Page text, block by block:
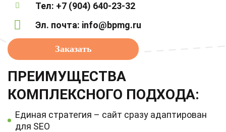
Тел: +7 (904) 640-23-32
Эл. почта: info@bpmg.ru
Заказать
ПРЕИМУЩЕСТВА
КОМПЛЕКСНОГО ПОДХОДА:
Единая стратегия – сайт сразу адаптирован
для SEO